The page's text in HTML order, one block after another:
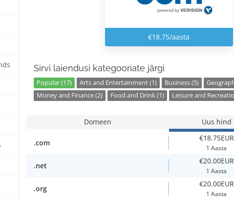
€18.75/aasta
Sirvi laiendusi kategooriate järgi
Popular (17) Arts and Entertainment (1) Business (5)
Money and Finance (2)
Food and Drink (1) Leisure and
Domeen Uus hind
.com
€18.75EUR
1 Aasta
.net
€20.00EUR
1 Aasta
.org
€20.00EUR
1 Aasta